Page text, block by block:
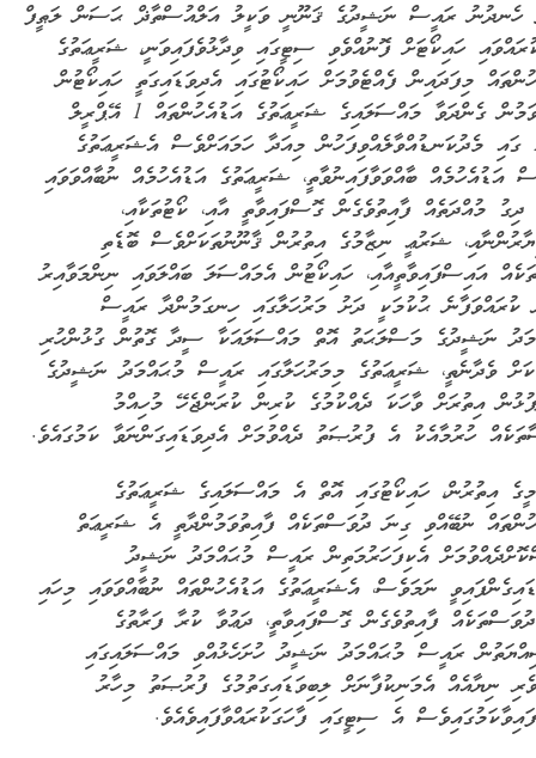
ހެނދުނު ރައީސް ނަޝީދުގެ ޤަނޫނީ ވަކީލު އަލްއުސްތާޛް ޙަސަން ލަޠީފް
ހައިކޯޓަށް ފޮނުއްވެވި ސިޓީގައި ވިދާޅުވެފައިވަނީ، ޝަރީޢަތުގެ
މިފަދައިން ފެއްޓެވުމަށް ހައިކޯޓުގައި އެދިވަޑައިގަތީ ހައިކޯޓުން
ބައްލަވަމުން ގެންދަވާ މައްސަލައިގެ ޝަރީޢަތުގެ އަޑުއެހުންތައް 1 އޭޕްރީލް
2013 ގައި މެދުކަނޑުއްވާލެއްވިފަހުން މިއަދާ ހަމައަށްވެސް އެޝަރީޢަތުގެ
އަޑުއެހުމެއް ބާއްވަވާފައިނުވާތީ، ޝަރީޢަތުގެ އަޑުއެހުމެއް ނުބާއްވަވައި
ދިގު މުއްދަތެއް ފާއިތުވެގެން ގޮސްފައިވާތީ އާއި، ކޯޓުތަކާއި،
ޝަރުޢީ ނިޒާމުގެ އިތުރުން ޤާނޫނުތަކަށްވެސް ބޮޑެތި
އައިސްފައިވާތީއާއި، ހައިކޯޓުން އެމައްސަލަ ބައްލަވައި ނިންމަވާއިރު
ކުރައްވަފާނެ ޙުކުމަކީ ދަށު މަރުހަލާގައި ހިނގަމުންދާ ރައީސް
ނަޝީދުގެ މަސްލަޙަތު އޮތް މައްސަލައަކާ ސީދާ ގޮތުން ގުޅުންހުރި
ވެދާނެތީ، ޝަރީޢަތުގެ މިމަރުހަލާގައި ރައީސް މުޙައްމަދު ނަޝީދުގެ
އިތުރަށް ވާހަކަ ދެއްކުމުގެ ކުރިން ކުރަންޖެހޭ މުހިއްމު
ހުރުމާއެކު އެ ފުރުޞަތު ދެއްވުމަށް އެދިވަޑައިގަންނަވާ ކަމުގައެވެ.
އިތުރުން، ހައިކޯޓުގައި އޮތް އެ މައްސަލައިގެ ޝަރީޢަތުގެ
ނުބޭއްވި ގިނަ ދުވަސްތަކެއް ފާއިތުވަމުންދާތީ އެ ޝަރީޢަތް
އެކިފަހަރުމަތިން ރައީސް މުޙައްމަދު ނަޝީދު
ނަމަވެސް، އެޝަރީޢަތުގެ އަޑުއެހުންތައް ނުބާއްވަވައި މިހައި
ފާއިތުވެގެން ގޮސްފައިވާތީ، ދަޢުވާ ކުރާ ފަރާތުގެ
ރައީސް މުޙައްމަދު ނަޝީދު ހުށަހެޅުއްވި މައްސަލައިގައި
ނިޔާއެއް އެމަނިކުފާނަށް ލިބިވަޑައިގަތުމުގެ ފުރުޞަތު މިހާރު
އެ ސިޓީގައި ފާހަގަކުރައްވާފައިވެއެވެ.